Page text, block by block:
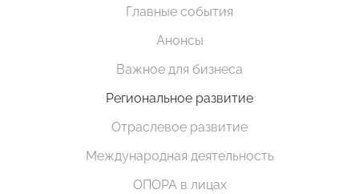
Главные события
Анонсы
Важное для бизнеса
Региональное развитие
Отраслевое развитие
Международная деятельность
ОПОРА в лицах